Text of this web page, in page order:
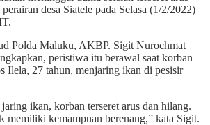
desa Siatele pada Selasa (1/2/2022)
Polda Maluku, AKBP. Sigit Nurochmat
peristiwa itu berawal saat korban
Ilela, 27 tahun, menjaring ikan di pesisir
jaring ikan, korban terseret arus dan hilang.
memiliki kemampuan berenang,” kata Sigit.